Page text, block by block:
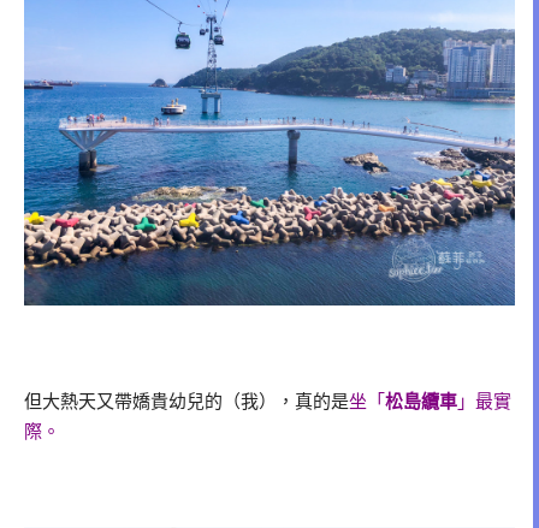
但大熱天又帶嬌貴幼兒的（我），真的是坐「 松島纜車 」最實
際。